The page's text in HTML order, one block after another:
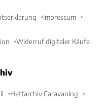
Impressum
Widerruf digitaler Käufe
Heftarchiv Caravaning